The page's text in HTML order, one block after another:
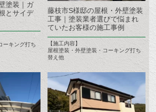
塗装｜ガ
とサイデ
ーキング打ち
藤枝市S様邸の屋根・外壁塗装
工事｜塗装業者選びで悩まれ
ていたお客様の施工事例
【施工内容】
屋根塗装・外壁塗装・コーキング打ち
替え他